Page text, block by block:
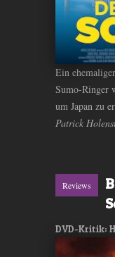
Ein
Sumo-Ringer
um Japan zu
Patrick
Reviews
DVD-Kritik: